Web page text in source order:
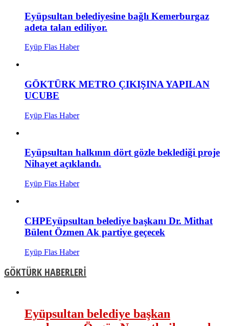
Eyüpsultan belediyesine bağlı Kemerburgaz
adeta talan ediliyor.
Eyüp Flas Haber
GÖKTÜRK METRO ÇIKIŞINA YAPILAN
UCUBE
Eyüp Flas Haber
Eyüpsultan halkının dört gözle beklediği proje
Nihayet açıklandı.
Eyüp Flas Haber
CHPEyüpsultan belediye başkanı Dr. Mithat
Bülent Özmen Ak partiye geçecek
Eyüp Flas Haber
GÖKTÜRK HABERLERİ
Eyüpsultan belediye başkan